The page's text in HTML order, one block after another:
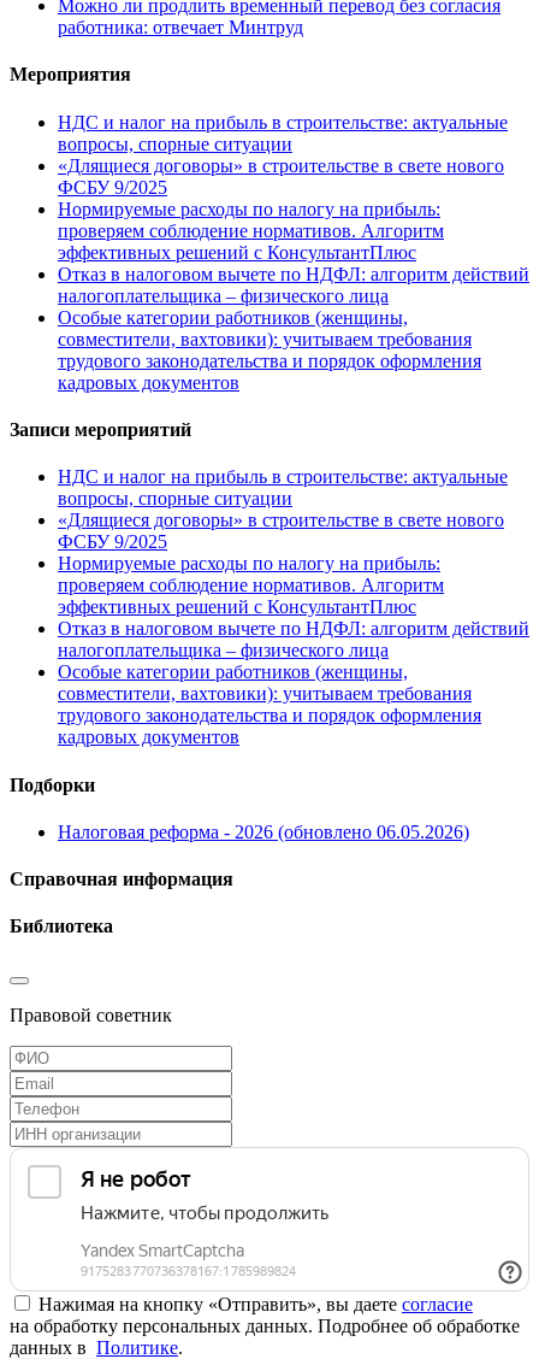
Можно ли продлить временный перевод без согласия
работника: отвечает Минтруд
Мероприятия
НДС и налог на прибыль в строительстве: актуальные
вопросы, спорные ситуации
«Длящиеся договоры» в строительстве в свете нового
ФСБУ 9/2025
Нормируемые расходы по налогу на прибыль:
проверяем соблюдение нормативов. Алгоритм
эффективных решений с КонсультантПлюс
Отказ в налоговом вычете по НДФЛ: алгоритм действий
налогоплательщика – физического лица
Особые категории работников (женщины,
совместители, вахтовики): учитываем требования
трудового законодательства и порядок оформления
кадровых документов
Записи мероприятий
НДС и налог на прибыль в строительстве: актуальные
вопросы, спорные ситуации
«Длящиеся договоры» в строительстве в свете нового
ФСБУ 9/2025
Нормируемые расходы по налогу на прибыль:
проверяем соблюдение нормативов. Алгоритм
эффективных решений с КонсультантПлюс
Отказ в налоговом вычете по НДФЛ: алгоритм действий
налогоплательщика – физического лица
Особые категории работников (женщины,
совместители, вахтовики): учитываем требования
трудового законодательства и порядок оформления
кадровых документов
Подборки
Налоговая реформа - 2026 (обновлено 06.05.2026)
Справочная информация
Библиотека
Правовой советник
Нажимая на кнопку «Отправить», вы даете согласие
на обработку персональных данных. Подробнее об обработке
данных в Политике.